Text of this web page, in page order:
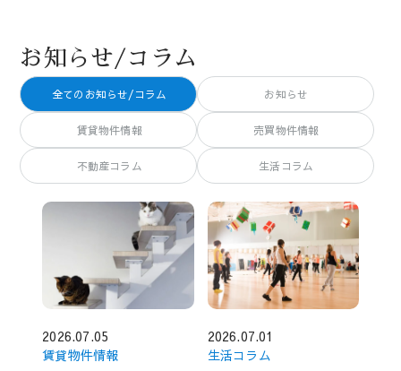
お知らせ/コラム
全てのお知らせ/コラム お知らせ
賃貸物件情報 売買物件情報
不動産コラム 生活コラム
2026.07.05
賃貸物件情報
2026.07.01
生活コラム